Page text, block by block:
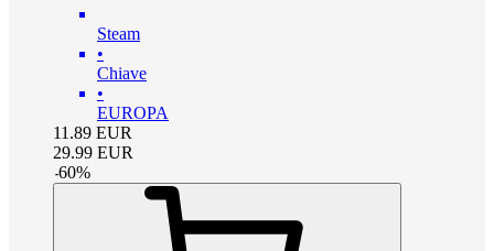
Steam
•
Chiave
•
EUROPA
11.89 EUR
29.99 EUR
-60%